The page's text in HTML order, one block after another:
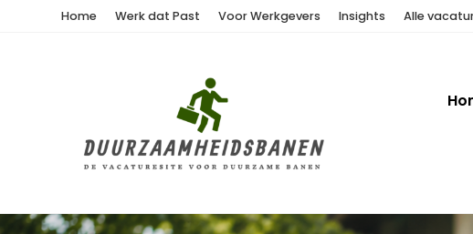
Home Werk dat Past Voor Werkgevers Insights Alle